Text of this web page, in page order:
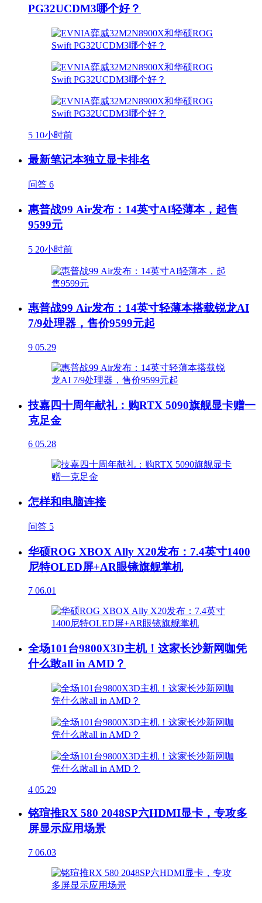
PG32UCDM3哪个好？
5 10小时前
最新笔记本独立显卡排名
问答 6
惠普战99 Air发布：14英寸AI轻薄本，起售
9599元
5 20小时前
惠普战99 Air发布：14英寸轻薄本搭载锐龙AI
7/9处理器，售价9599元起
9 05.29
技嘉四十周年献礼：购RTX 5090旗舰显卡赠一
克足金
6 05.28
怎样和电脑连接
问答 5
华硕ROG XBOX Ally X20发布：7.4英寸1400
尼特OLED屏+AR眼镜旗舰掌机
7 06.01
全场101台9800X3D主机！这家长沙新网咖凭
什么敢all in AMD？
4 05.29
铭瑄推RX 580 2048SP六HDMI显卡，专攻多
屏显示应用场景
7 06.03